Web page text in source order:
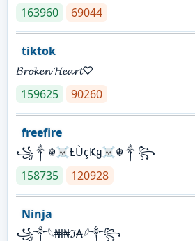
163960
69044
tiktok
𝓑𝓻𝓸𝓴𝓮𝓷 𝓗𝓮𝓪𝓻𝓽♡
159625
90260
freefire
꧁༒☬☠Ƚ︎ÙçҜყ☠︎☬༒꧂
158735
120928
Ninja
꧁⁣༒𓆩₦ł₦ℑ₳𓆪༒꧂